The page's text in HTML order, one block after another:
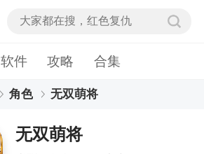
软件 攻略 合集
角色 无双萌将
无双萌将